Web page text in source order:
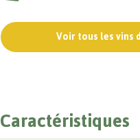
Voir tous les vins
Caractéristiques